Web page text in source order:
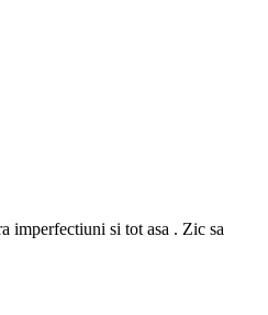
imperfectiuni si tot asa . Zic sa